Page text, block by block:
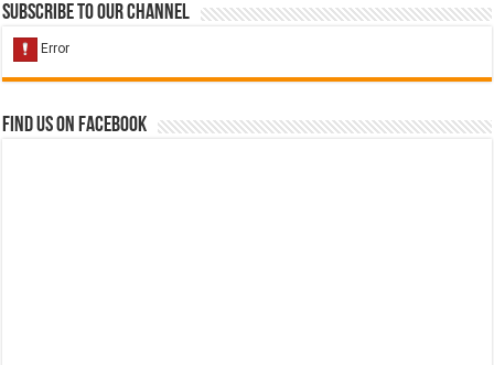
Subscribe to our Channel
Find us on Facebook